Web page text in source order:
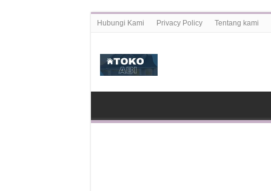
Hubungi Kami Privacy Policy Tentang kami